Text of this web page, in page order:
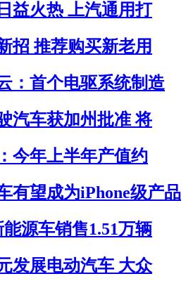
益火热 上汽通用打
招 推荐购买新老用
：首个电驱系统制造
汽车获加州批准 将
今年上半年产值约
有望成为iPhone级产品
能源车销售1.51万辆
发展电动汽车 大众